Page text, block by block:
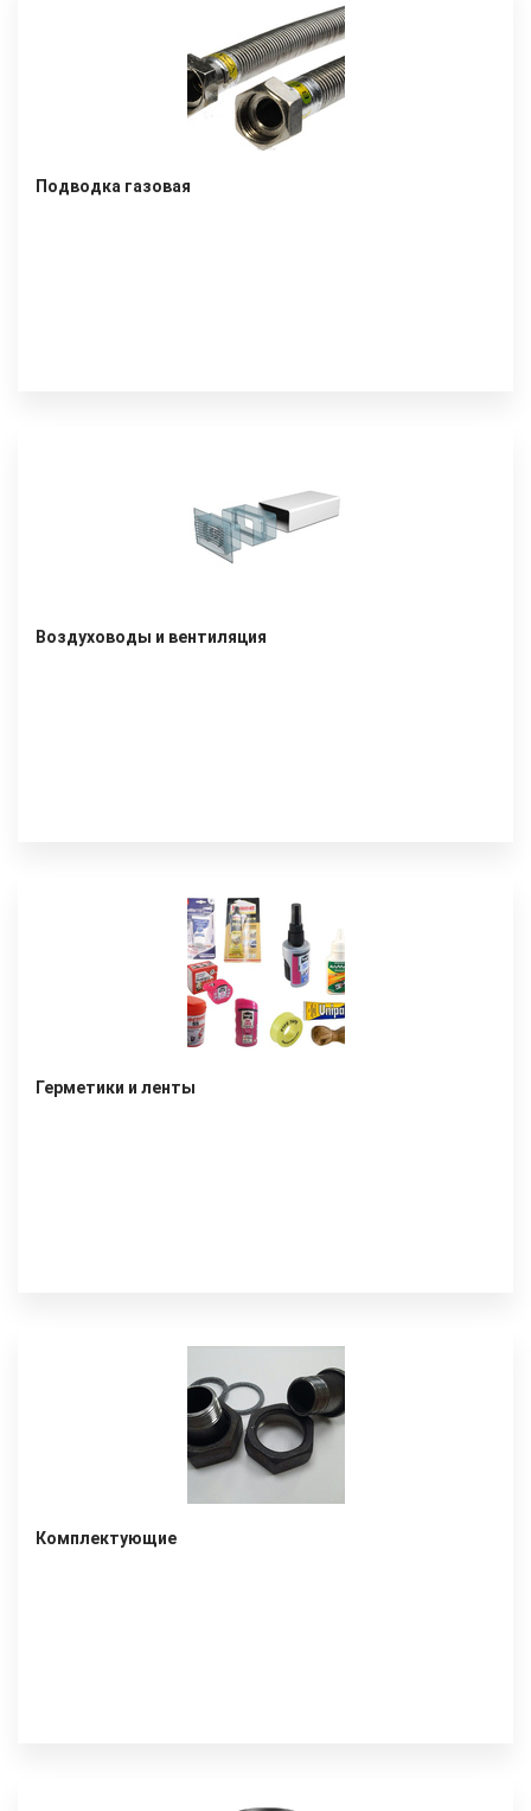
Подводка газовая
Воздуховоды и вентиляция
Герметики и ленты
Комплектующие